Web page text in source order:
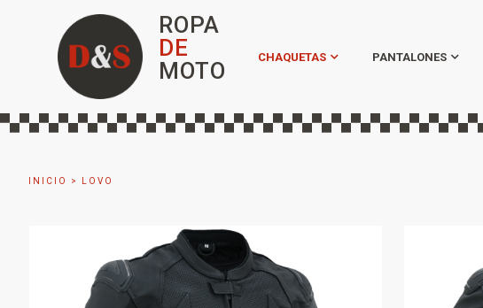
ROPA
DE
MOTO
CHAQUETAS PANTALONES
INICIO > LOVO